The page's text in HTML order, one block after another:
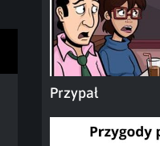
Przypał